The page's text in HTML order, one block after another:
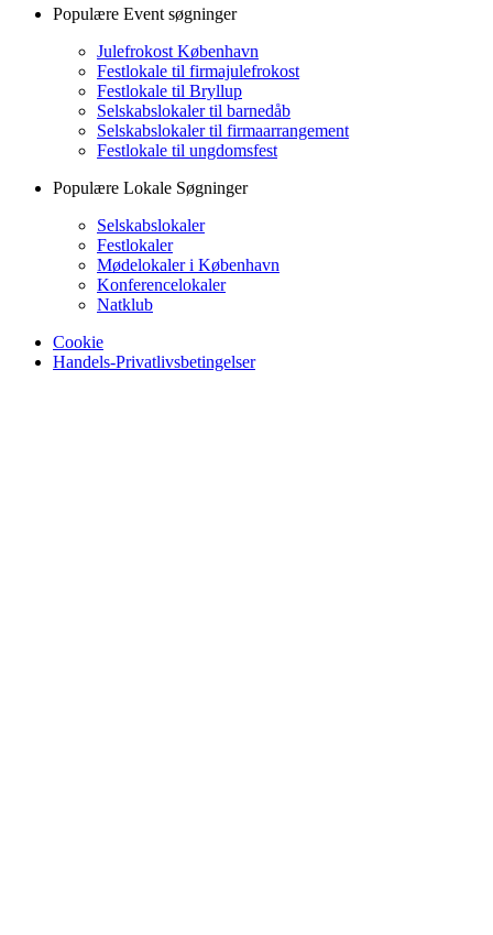
Populære Event søgninger
Julefrokost København
Festlokale til firmajulefrokost
Festlokale til Bryllup
Selskabslokaler til barnedåb
Selskabslokaler til firmaarrangement
Festlokale til ungdomsfest
Populære Lokale Søgninger
Selskabslokaler
Festlokaler
Mødelokaler i København
Konferencelokaler
Natklub
Cookie
Handels-Privatlivsbetingelser